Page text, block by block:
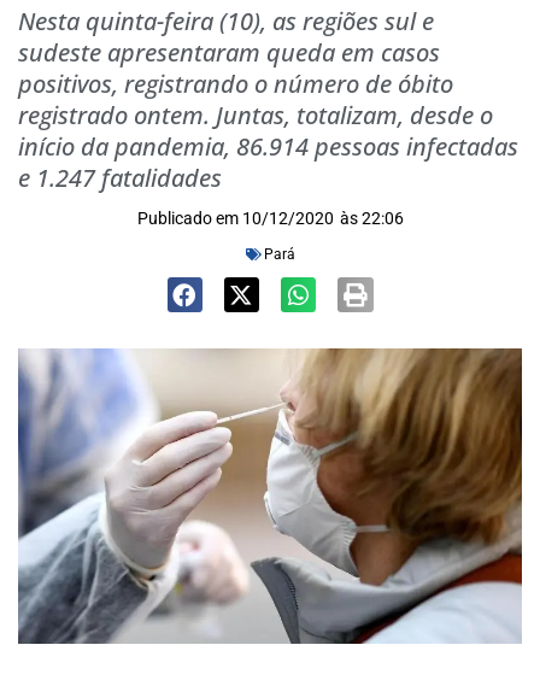
Nesta quinta-feira (10), as regiões sul e
sudeste apresentaram queda em casos
positivos, registrando o número de óbito
registrado ontem. Juntas, totalizam, desde o
início da pandemia, 86.914 pessoas infectadas
e 1.247 fatalidades
Publicado em 10/12/2020 às 22:06
Pará